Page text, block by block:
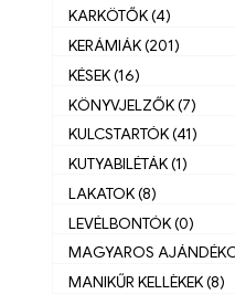
KARKÖTŐK (4)
KERÁMIÁK (201)
KÉSEK (16)
KÖNYVJELZŐK (7)
KULCSTARTÓK (41)
KUTYABILÉTÁK (1)
LAKATOK (8)
LEVÉLBONTÓK (0)
MAGYAROS
MANIKŰR KELLÈKEK (8)